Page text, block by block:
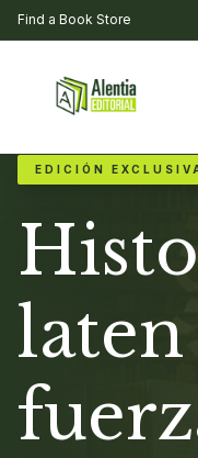
Find a Book Store
EDICIÓN